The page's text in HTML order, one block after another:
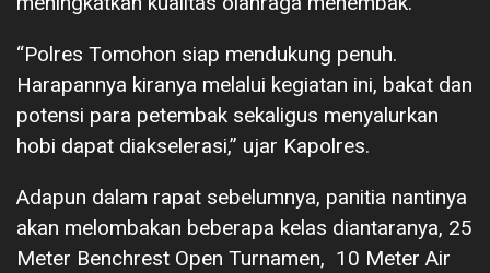
“Polres Tomohon siap mendukung penuh.
Harapannya kiranya melalui kegiatan ini, bakat dan
potensi para petembak sekaligus menyalurkan
hobi dapat diakselerasi,” ujar Kapolres.
Adapun dalam rapat sebelumnya, panitia nantinya
akan melombakan beberapa kelas diantaranya, 25
Meter Benchrest Open Turnamen, 10 Meter Air